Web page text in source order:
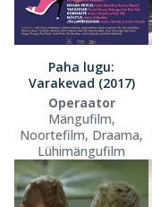
Paha lugu:
Varakevad (2017)
Operaator
Mängufilm,
Noortefilm, Draama,
Lühimängufilm